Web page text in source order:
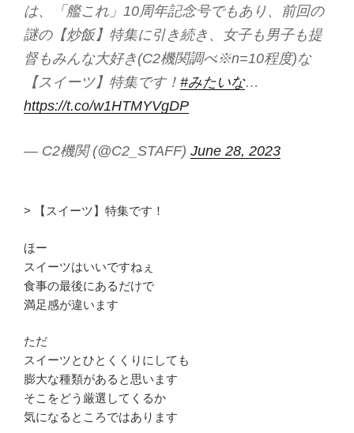
は、「艦これ」10周年記念号でもあり、前回の
謎の【炒飯】特集に引き続き、女子も男子も提
督もみんな大好き(C2機関調べ※n=10程度)な
【スイーツ】特集です！ #みたいな…
https://t.co/w1HTMYVgDP
— C2機関 (@C2_STAFF) June 28, 2023
> 【スイーツ】特集です！
ほー
スイーツはいいですねぇ
食事の最後にあるだけで
満足感が違います
ただ
スイーツとひとくくりにしても
膨大な種類があると思います
そこをどう厳選してくるか
気になるところではあります